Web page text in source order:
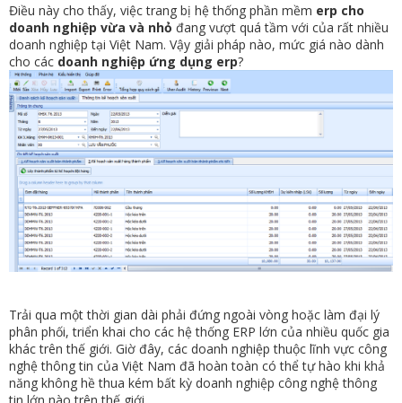
Điều này cho thấy, việc trang bị hệ thống phần mềm erp cho
doanh nghiệp vừa và nhỏ đang vượt quá tầm với của rất nhiều
doanh nghiệp tại Việt Nam. Vậy giải pháp nào, mức giá nào dành
cho các doanh nghiệp ứng dụng erp?
Trải qua một thời gian dài phải đứng ngoài vòng hoặc làm đại lý
phân phối, triển khai cho các hệ thống ERP lớn của nhiều quốc gia
khác trên thế giới. Giờ đây, các doanh nghiệp thuộc lĩnh vực công
nghệ thông tin của Việt Nam đã hoàn toàn có thể tự hào khi khả
năng không hề thua kém bất kỳ doanh nghiệp công nghệ thông